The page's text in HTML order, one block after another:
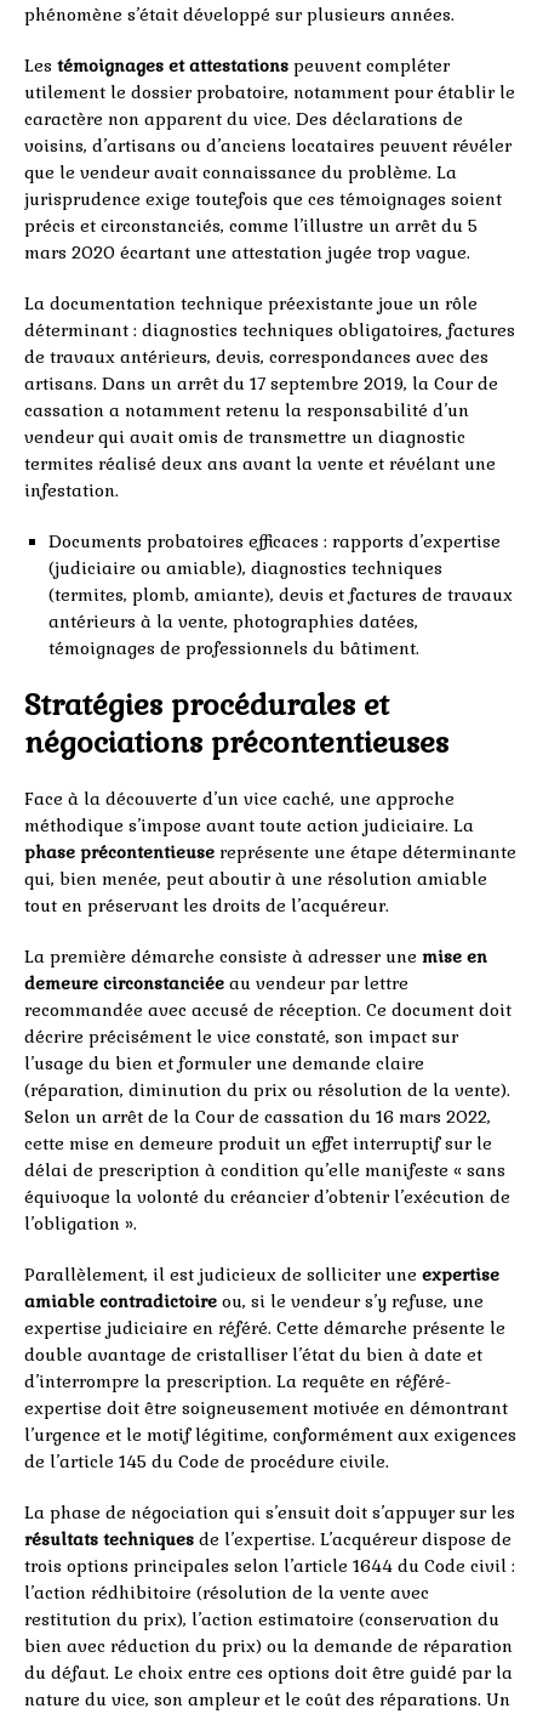
phénomène s’était développé sur plusieurs années.
Les témoignages et attestations peuvent compléter
utilement le dossier probatoire, notamment pour établir le
caractère non apparent du vice. Des déclarations de
voisins, d’artisans ou d’anciens locataires peuvent révéler
que le vendeur avait connaissance du problème. La
jurisprudence exige toutefois que ces témoignages soient
précis et circonstanciés, comme l’illustre un arrêt du 5
mars 2020 écartant une attestation jugée trop vague.
La documentation technique préexistante joue un rôle
déterminant : diagnostics techniques obligatoires, factures
de travaux antérieurs, devis, correspondances avec des
artisans. Dans un arrêt du 17 septembre 2019, la Cour de
cassation a notamment retenu la responsabilité d’un
vendeur qui avait omis de transmettre un diagnostic
termites réalisé deux ans avant la vente et révélant une
infestation.
Documents probatoires efficaces : rapports d’expertise
(judiciaire ou amiable), diagnostics techniques
(termites, plomb, amiante), devis et factures de travaux
antérieurs à la vente, photographies datées,
témoignages de professionnels du bâtiment.
Stratégies procédurales et
négociations précontentieuses
Face à la découverte d’un vice caché, une approche
méthodique s’impose avant toute action judiciaire. La
phase précontentieuse représente une étape déterminante
qui, bien menée, peut aboutir à une résolution amiable
tout en préservant les droits de l’acquéreur.
La première démarche consiste à adresser une mise en
demeure circonstanciée au vendeur par lettre
recommandée avec accusé de réception. Ce document doit
décrire précisément le vice constaté, son impact sur
l’usage du bien et formuler une demande claire
(réparation, diminution du prix ou résolution de la vente).
Selon un arrêt de la Cour de cassation du 16 mars 2022,
cette mise en demeure produit un effet interruptif sur le
délai de prescription à condition qu’elle manifeste « sans
équivoque la volonté du créancier d’obtenir l’exécution de
l’obligation ».
Parallèlement, il est judicieux de solliciter une expertise
amiable contradictoire ou, si le vendeur s’y refuse, une
expertise judiciaire en référé. Cette démarche présente le
double avantage de cristalliser l’état du bien à date et
d’interrompre la prescription. La requête en référé-
expertise doit être soigneusement motivée en démontrant
l’urgence et le motif légitime, conformément aux exigences
de l’article 145 du Code de procédure civile.
La phase de négociation qui s’ensuit doit s’appuyer sur les
résultats techniques de l’expertise. L’acquéreur dispose de
trois options principales selon l’article 1644 du Code civil :
l’action rédhibitoire (résolution de la vente avec
restitution du prix), l’action estimatoire (conservation du
bien avec réduction du prix) ou la demande de réparation
du défaut. Le choix entre ces options doit être guidé par la
nature du vice, son ampleur et le coût des réparations. Un